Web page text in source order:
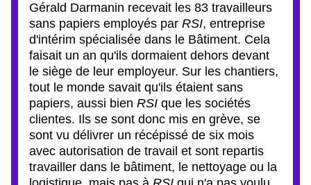
Gérald Darmanin recevait les 83 travailleurs
sans papiers employés par RSI, entreprise
d'intérim spécialisée dans le Bâtiment. Cela
faisait un an qu'ils dormaient dehors devant
le siège de leur employeur. Sur les chantiers,
tout le monde savait qu'ils étaient sans
papiers, aussi bien RSI que les sociétés
clientes. Ils se sont donc mis en grève, se
sont vu délivrer un récépissé de six mois
avec autorisation de travail et sont repartis
travailler dans le bâtiment, le nettoyage ou la